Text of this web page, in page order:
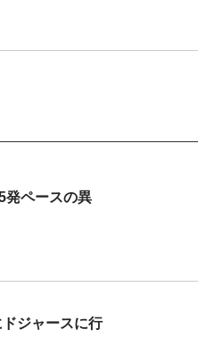
発ペースの異
ジャースに行